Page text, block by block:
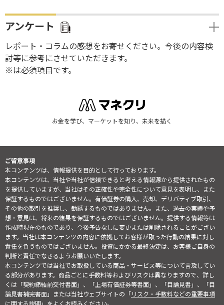
アンケート
レポート・コラムの感想をお寄せください。今後の内容検
討等に参考にさせていただきます。
※は必須項目です。
お金を学び、マーケットを知り、未来を描く
ご留意事項
本コンテンツは、情報提供を目的として行っております。
本コンテンツは、当社や当社が信頼できると考える情報源から提供されたもの
を提供していますが、当社はその正確性や完全性について意見を表明し、また
保証するものではございません。有価証券の購入、売却、デリバティブ取引、
その他の取引を推奨し、勧誘するものではありません。また、過去の実績や予
想・意見は、将来の結果を保証するものではございません。提供する情報等は
作成時現在のものであり、今後予告なしに変更または削除されることがござい
ます。当社は本コンテンツの内容に依拠してお客様が取った行動の結果に対し
責任を負うものではございません。投資にかかる最終決定は、お客様ご自身の
判断と責任でなさるようお願いいたします。
本コンテンツでは当社でお取扱している商品・サービス等について言及してい
る部分があります。商品ごとに手数料等およびリスクは異なりますので、詳し
くは「契約締結前交付書面」、「上場有価証券等書面」、「目論見書」、「目
論見書補完書面」または当社ウェブサイトの「リスク・手数料などの重要事項